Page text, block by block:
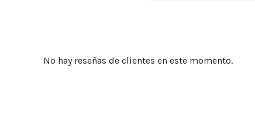
No hay reseñas de clientes en este momento.